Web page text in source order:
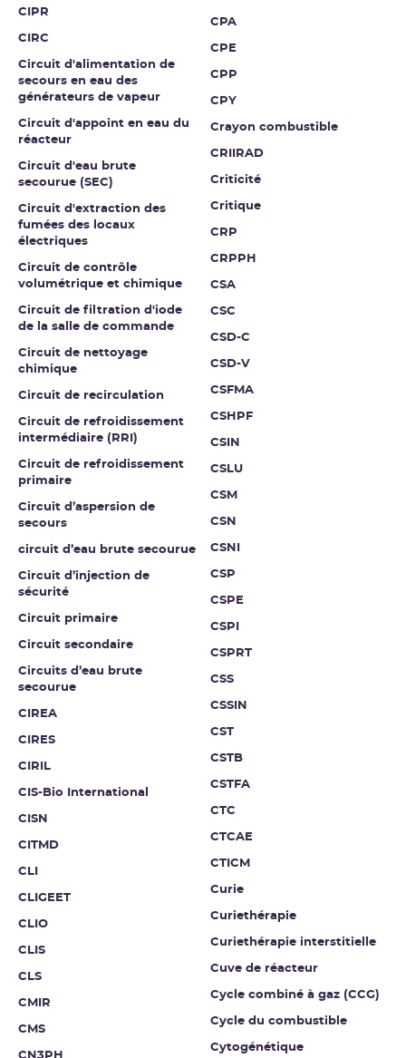
CIPR
CIRC
Circuit d'alimentation de
secours en eau des
générateurs de vapeur
Circuit d'appoint en eau du
réacteur
Circuit d'eau brute
secourue (SEC)
Circuit d'extraction des
fumées des locaux
électriques
Circuit de contrôle
volumétrique et chimique
Circuit de filtration d'iode
de la salle de commande
Circuit de nettoyage
chimique
Circuit de recirculation
Circuit de refroidissement
intermédiaire (RRI)
Circuit de refroidissement
primaire
Circuit d’aspersion de
secours
circuit d’eau brute secourue
Circuit d’injection de
sécurité
Circuit primaire
Circuit secondaire
Circuits d’eau brute
secourue
CIREA
CIRES
CIRIL
CIS-Bio International
CISN
CITMD
CLI
CLIGEET
CLIO
CLIS
CLS
CMIR
CMS
CPA
CPE
CPP
CPY
Crayon combustible
CRIIRAD
Criticité
Critique
CRP
CRPPH
CSA
CSC
CSD-C
CSD-V
CSFMA
CSHPF
CSIN
CSLU
CSM
CSN
CSNI
CSP
CSPE
CSPI
CSPRT
CSS
CSSIN
CST
CSTB
CSTFA
CTC
CTCAE
CTICM
Curie
Curiethérapie
Curiethérapie interstitielle
Cuve de réacteur
Cycle combiné à gaz (CCG)
Cycle du combustible
Cytogénétique